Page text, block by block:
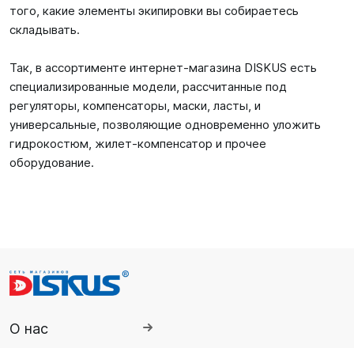
того, какие элементы экипировки вы собираетесь
складывать.
Так, в ассортименте интернет-магазина DISKUS есть
специализированные модели, рассчитанные под
регуляторы, компенсаторы, маски, ласты, и
универсальные, позволяющие одновременно уложить
гидрокостюм, жилет-компенсатор и прочее
оборудование.
О нас